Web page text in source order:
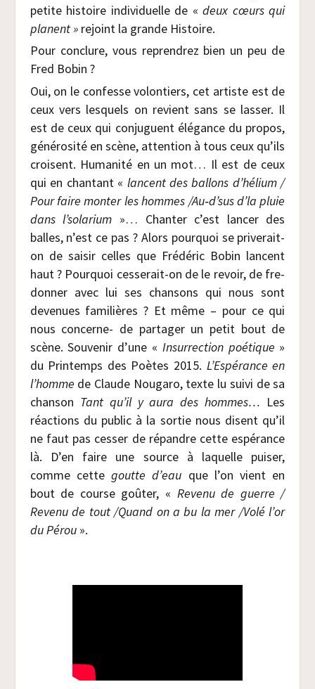
petite his­toire indi­vi­duelle de «deux cœurs qui
planent »rejoint la grande Histoire.
Pour conclure, vous repren­drez bien un peu de
Fred Bobin ?
Oui, on le confesse volon­tiers, cet artiste est de
ceux vers les­quels on revient sans se las­ser. Il
est de ceux qui conjuguent élé­gance du pro­pos,
géné­ro­si­té en scène, atten­tion à tous ceux qu’ils
croisent. Huma­ni­té en un mot… Il est de ceux
qui en chan­tant « lancent des bal­lons d’hélium /​
Pour faire mon­ter les hommes /​Au‑d’sus d’la pluie
dans l’solarium »… Chan­ter c’est lan­cer des
balles, n’est ce pas ? Alors pour­quoi se pri­ve­rait-
on de sai­sir celles que Fré­dé­ric Bobin lancent
haut ? Pour­quoi ces­se­rait-on de le revoir, de fre­
don­ner avec lui ses chan­sons qui nous sont
deve­nues fami­lières ? Et même – pour ce qui
nous concerne- de par­ta­ger un petit bout de
scène. Sou­ve­nir d’une « Insur­rec­tion poé­tique »
du Prin­temps des Poètes 2015. L’Espérance en
l’homme de Claude Nou­ga­ro, texte lu sui­vi de sa
chan­son Tant qu’il y aura des hommes… Les
réac­tions du public à la sor­tie nous disent qu’il
ne faut pas ces­ser de répandre cette espé­rance
là. D’en faire une source à laquelle pui­ser,
comme cettegoutte d’eau que l’on vient en
bout de course goû­ter, « Reve­nu de guerre /​
Reve­nu de tout /​Quand on a bu la mer /​Volé l’or
du Pérou».